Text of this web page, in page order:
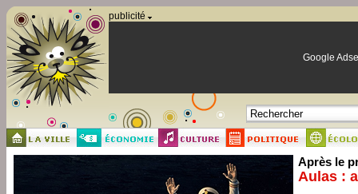
publicité
Google
Après le
Aulas :
Panneau de gestion des cookies